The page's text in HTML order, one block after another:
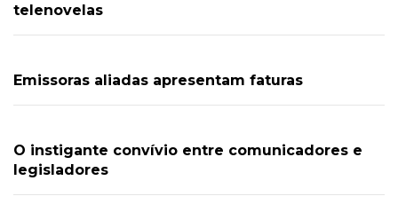
telenovelas
Emissoras aliadas apresentam faturas
O instigante convívio entre comunicadores e
legisladores